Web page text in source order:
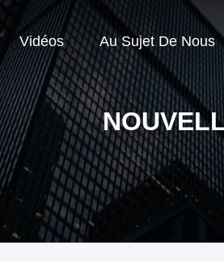
Vidéos Au Sujet De Nous